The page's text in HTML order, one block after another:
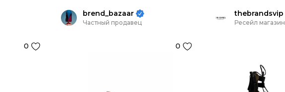
0
brend_bazaar
Частный продавец
0
thebrandsvip
Ресейл магазин